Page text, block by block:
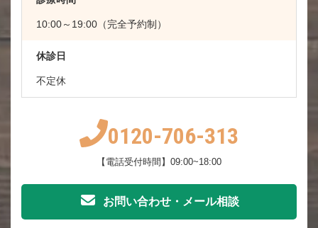
10:00～19:00（完全予約制）
休診日
不定休
0120-706-313
【電話受付時間】09:00~18:00
お問い合わせ・メール相談